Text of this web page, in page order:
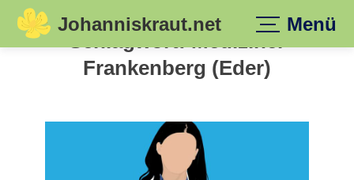
Skip
Johanniskraut.net Menü
Frankenberg (Eder)